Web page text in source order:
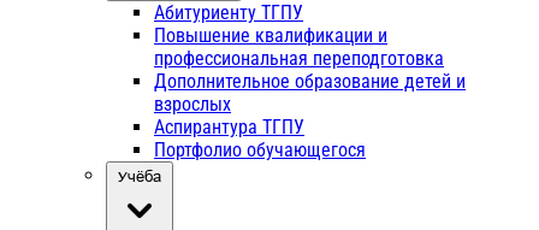
Абитуриенту ТГПУ
Повышение квалификации и
профессиональная переподготовка
Дополнительное образование детей и
взрослых
Аспирантура ТГПУ
Портфолио обучающегося
Учёба